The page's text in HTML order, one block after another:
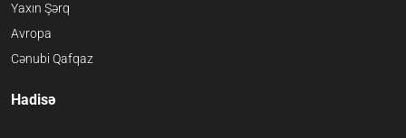
Yaxın Şərq
Avropa
Cənubi Qafqaz
Hadisə